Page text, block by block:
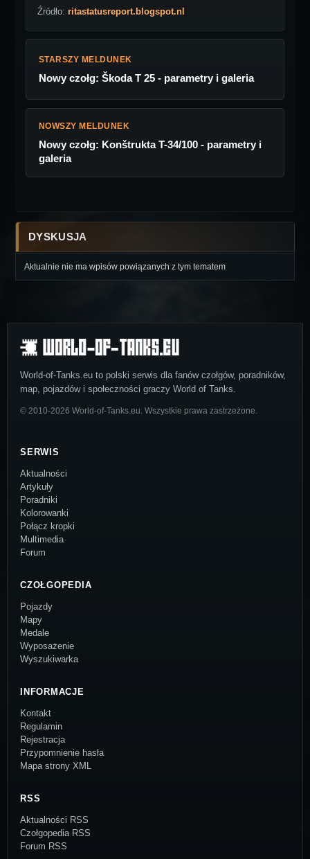
Źródło: ritastatusreport.blogspot.nl
STARSZY MELDUNEK
Nowy czołg: Škoda T 25 - parametry i galeria
NOWSZY MELDUNEK
Nowy czołg: Konštrukta T-34/100 - parametry i
galeria
DYSKUSJA
Aktualnie nie ma wpisów powiązanych z tym tematem
World-of-Tanks.eu to polski serwis dla fanów czołgów, poradników,
map, pojazdów i społeczności graczy World of Tanks.
© 2010-2026 World-of-Tanks.eu. Wszystkie prawa zastrzeżone.
SERWIS
Aktualności
Artykuły
Poradniki
Kolorowanki
Połącz kropki
Multimedia
Forum
CZOŁGOPEDIA
Pojazdy
Mapy
Medale
Wyposażenie
Wyszukiwarka
INFORMACJE
Kontakt
Regulamin
Rejestracja
Przypomnienie hasła
Mapa strony XML
RSS
Aktualności RSS
Czołgopedia RSS
Forum RSS